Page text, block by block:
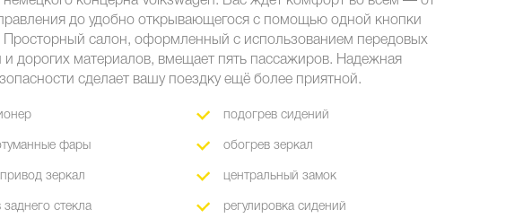
до удобно открывающегося с помощью одной кнопки
Просторный салон, оформленный с использованием передовых
и дорогих материалов, вмещает пять пассажиров. Надежная
сделает вашу поездку ещё более приятной.
подогрев сидений
фары обогрев зеркал
зеркал центральный замок
заднего стекла регулировка сидений